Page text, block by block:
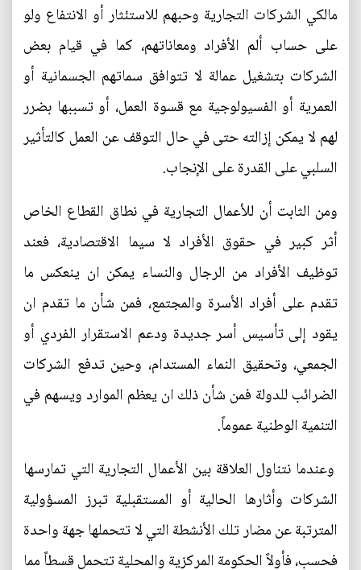
مالكي الشركات التجارية وحبهم للاستئثار أو الانتفاع ولو
على حساب ألم الأفراد ومعاناتهم، كما في قيام بعض
الشركات بتشغيل عمالة لا تتوافق سماتهم الجسمانية أو
العمرية أو الفسيولوجية مع قسوة العمل، أو تسببها بضرر
لهم لا يمكن إزالته حتى في حال التوقف عن العمل كالتأثير
السلبي على القدرة على الإنجاب.
ومن الثابت أن للأعمال التجارية في نطاق القطاع الخاص
أثر كبير في حقوق الأفراد لا سيما الاقتصادية، فعند
توظيف الأفراد من الرجال والنساء يمكن ان ينعكس ما
تقدم على أفراد الأسرة والمجتمع، فمن شأن ما تقدم ان
يقود إلى تأسيس أسر جديدة ودعم الاستقرار الفردي أو
الجمعي، وتحقيق النماء المستدام، وحين تدفع الشركات
الضرائب للدولة فمن شأن ذلك ان يعظم الموارد ويسهم في
التنمية الوطنية عموماً.
وعندما نتناول العلاقة بين الأعمال التجارية التي تمارسها
الشركات وأثارها الحالية أو المستقبلية تبرز المسؤولية
المترتبة عن مضار تلك الأنشطة التي لا تتحملها جهة واحدة
فحسب، فأولاً الحكومة المركزية والمحلية تتحمل قسطاً مما